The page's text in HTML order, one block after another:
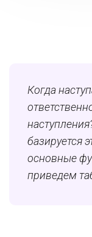
Когда
базируется
основные
приведем